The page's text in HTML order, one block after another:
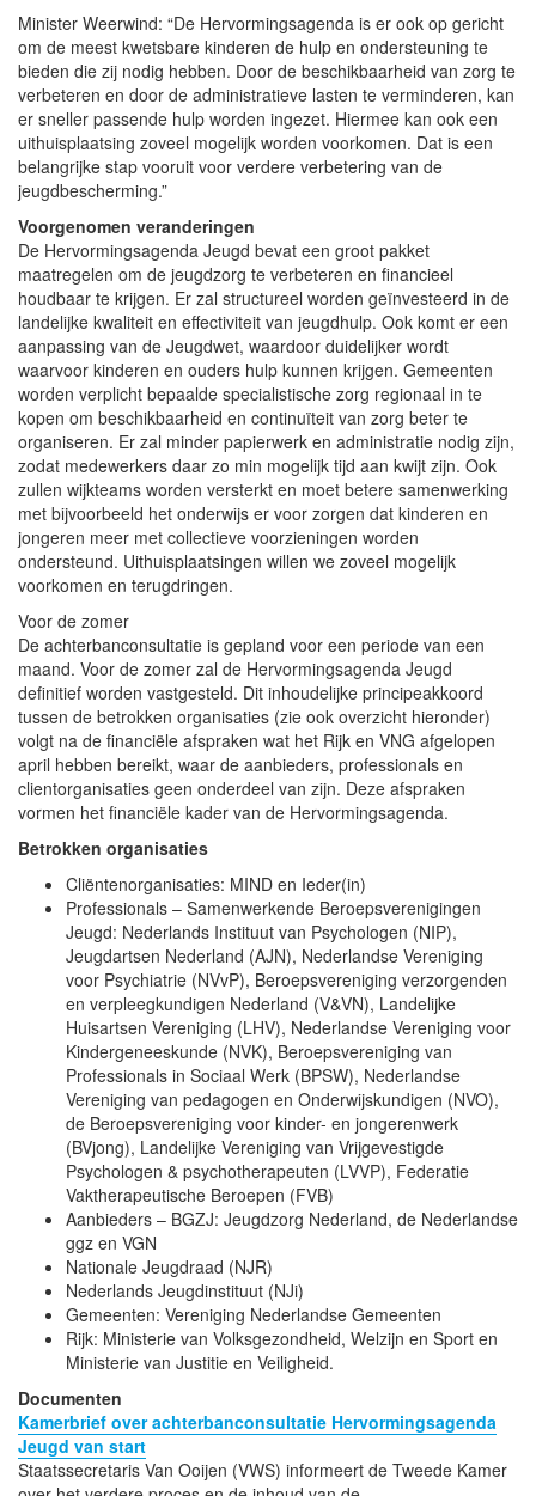
Minister Weerwind: “De Hervormingsagenda is er ook op gericht
om de meest kwetsbare kinderen de hulp en ondersteuning te
bieden die zij nodig hebben. Door de beschikbaarheid van zorg te
verbeteren en door de administratieve lasten te verminderen, kan
er sneller passende hulp worden ingezet. Hiermee kan ook een
uithuisplaatsing zoveel mogelijk worden voorkomen. Dat is een
belangrijke stap vooruit voor verdere verbetering van de
jeugdbescherming.”
Voorgenomen veranderingen
De Hervormingsagenda Jeugd bevat een groot pakket
maatregelen om de jeugdzorg te verbeteren en financieel
houdbaar te krijgen. Er zal structureel worden geïnvesteerd in de
landelijke kwaliteit en effectiviteit van jeugdhulp. Ook komt er een
aanpassing van de Jeugdwet, waardoor duidelijker wordt
waarvoor kinderen en ouders hulp kunnen krijgen. Gemeenten
worden verplicht bepaalde specialistische zorg regionaal in te
kopen om beschikbaarheid en continuïteit van zorg beter te
organiseren. Er zal minder papierwerk en administratie nodig zijn,
zodat medewerkers daar zo min mogelijk tijd aan kwijt zijn. Ook
zullen wijkteams worden versterkt en moet betere samenwerking
met bijvoorbeeld het onderwijs er voor zorgen dat kinderen en
jongeren meer met collectieve voorzieningen worden
ondersteund. Uithuisplaatsingen willen we zoveel mogelijk
voorkomen en terugdringen.
Voor de zomer
De achterbanconsultatie is gepland voor een periode van een
maand. Voor de zomer zal de Hervormingsagenda Jeugd
definitief worden vastgesteld. Dit inhoudelijke principeakkoord
tussen de betrokken organisaties (zie ook overzicht hieronder)
volgt na de financiële afspraken wat het Rijk en VNG afgelopen
april hebben bereikt, waar de aanbieders, professionals en
clientorganisaties geen onderdeel van zijn. Deze afspraken
vormen het financiële kader van de Hervormingsagenda.
Betrokken organisaties
Cliëntenorganisaties: MIND en Ieder(in)
Professionals – Samenwerkende Beroepsverenigingen
Jeugd: Nederlands Instituut van Psychologen (NIP),
Jeugdartsen Nederland (AJN), Nederlandse Vereniging
voor Psychiatrie (NVvP), Beroepsvereniging verzorgenden
en verpleegkundigen Nederland (V&VN), Landelijke
Huisartsen Vereniging (LHV), Nederlandse Vereniging voor
Kindergeneeskunde (NVK), Beroepsvereniging van
Professionals in Sociaal Werk (BPSW), Nederlandse
Vereniging van pedagogen en Onderwijskundigen (NVO),
de Beroepsvereniging voor kinder- en jongerenwerk
(BVjong), Landelijke Vereniging van Vrijgevestigde
Psychologen & psychotherapeuten (LVVP), Federatie
Vaktherapeutische Beroepen (FVB)
Aanbieders – BGZJ: Jeugdzorg Nederland, de Nederlandse
ggz en VGN
Nationale Jeugdraad (NJR)
Nederlands Jeugdinstituut (NJi)
Gemeenten: Vereniging Nederlandse Gemeenten
Rijk: Ministerie van Volksgezondheid, Welzijn en Sport en
Ministerie van Justitie en Veiligheid.
Documenten
Kamerbrief over achterbanconsultatie Hervormingsagenda
Jeugd van start
Staatssecretaris Van Ooijen (VWS) informeert de Tweede Kamer